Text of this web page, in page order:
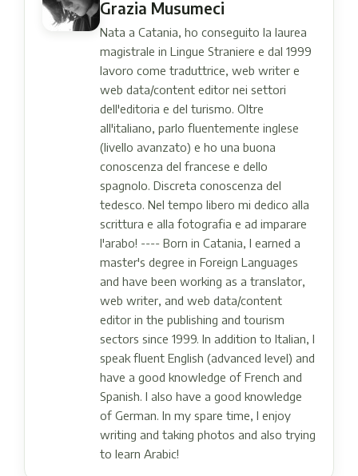
Grazia Musumeci
Nata a Catania, ho conseguito la laurea
magistrale in Lingue Straniere e dal 1999
lavoro come traduttrice, web writer e
web data/content editor nei settori
dell'editoria e del turismo. Oltre
all'italiano, parlo fluentemente inglese
(livello avanzato) e ho una buona
conoscenza del francese e dello
spagnolo. Discreta conoscenza del
tedesco. Nel tempo libero mi dedico alla
scrittura e alla fotografia e ad imparare
l'arabo! ---- Born in Catania, I earned a
master's degree in Foreign Languages ​​
and have been working as a translator,
web writer, and web data/content
editor in the publishing and tourism
sectors since 1999. In addition to Italian, I
speak fluent English (advanced level) and
have a good knowledge of French and
Spanish. I also have a good knowledge
of German. In my spare time, I enjoy
writing and taking photos and also trying
to learn Arabic!